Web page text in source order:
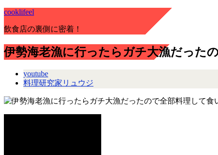
cooklifeel
飲食店の裏側に密着！
伊勢海老漁に行ったらガチ大漁だった
youtube
料理研究家リュウジ